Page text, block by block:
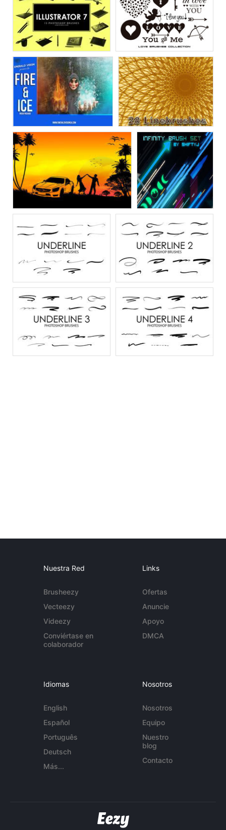
Nuestra Red
Brusheezy
Vecteezy
Videezy
Conviértase en
colaborador
Links
Ofertas
Anuncie
Apoyo
DMCA
Idiomas
English
Español
Português
Deutsch
Más...
Nosotros
Nosotros
Equipo
Nuestro
blog
Contacto